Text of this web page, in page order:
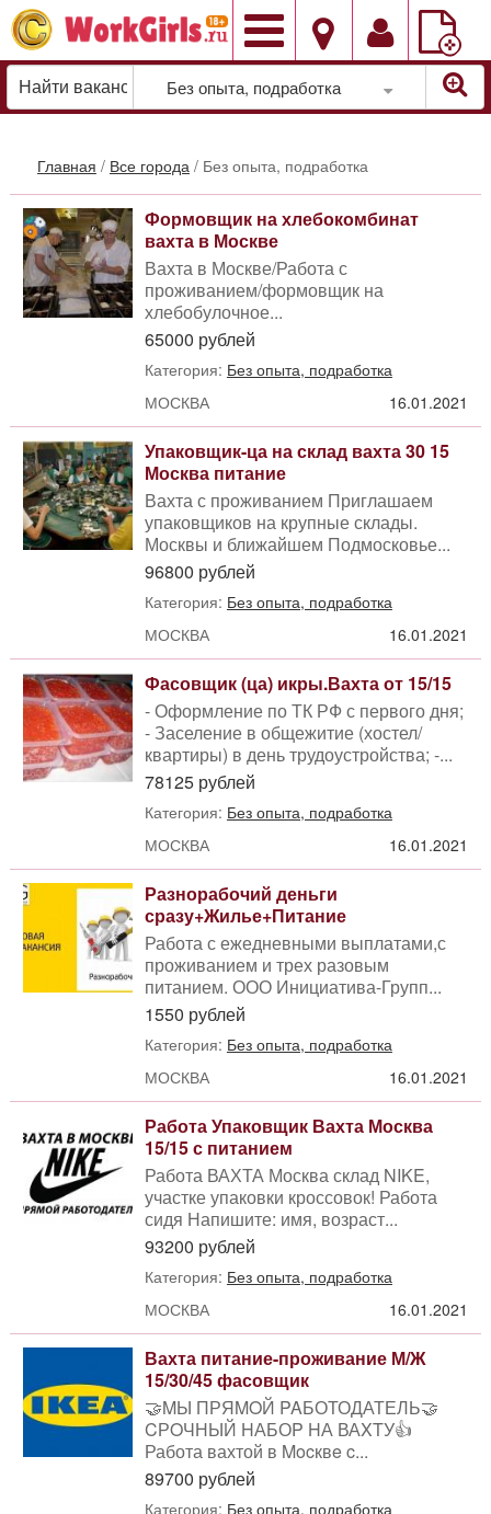
Добавить
вакансию
Без опыта, подработка
Главная / Все города / Без опыта, подработка
Формовщик на хлебокомбинат
вахта в Москве
Вахта в Москве/Работа с
проживанием/формовщик на
хлебобулочное...
65000 рублей
Категория: Без опыта, подработка
МОСКВА
16.01.2021
Упаковщик-ца на склад вахта 30 15
Москва питание
Вахта с проживанием Приглашаем
упаковщиков на крупные склады.
Москвы и ближайшем Подмосковье...
96800 рублей
Категория: Без опыта, подработка
МОСКВА
16.01.2021
Фасовщик (ца) икры.Вахта от 15/15
- Оформление по ТК РФ с первого дня;
- Заселение в общежитие (хостел/
квартиры) в день трудоустройства; -...
78125 рублей
Категория: Без опыта, подработка
МОСКВА
16.01.2021
Разнорабочий деньги
сразу+Жилье+Питание
Работа с ежедневными выплатами,с
проживанием и трех разовым
питанием. ООО Инициатива-Групп...
1550 рублей
Категория: Без опыта, подработка
МОСКВА
16.01.2021
Работа Упаковщик Вахта Москва
15/15 с питанием
Работа ВАХТА Москва склад NIKE,
участке упаковки кроссовок! Работа
сидя Напишите: имя, возраст...
93200 рублей
Категория: Без опыта, подработка
МОСКВА
16.01.2021
Вахта питание-проживание М/Ж
15/30/45 фасовщик
🤝MЫ ПРЯMOЙ PAБОТОДАТЕЛЬ🤝
CРOЧНЫЙ HАБОP HА ВАXTУ👍
Работа вахтой в Mocквe c...
89700 рублей
Категория: Без опыта, подработка